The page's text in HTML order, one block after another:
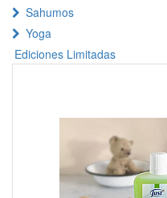
Sahumos
Yoga
Ediciones Limitadas